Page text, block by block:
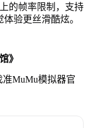
的帧率限制，支持
验更丝滑酷炫。
》
准MuMu模拟器官